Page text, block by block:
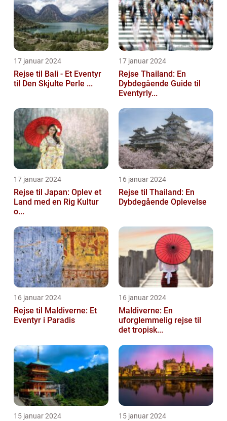
17 januar 2024
Rejse til Bali - Et Eventyr
til Den Skjulte Perle ...
17 januar 2024
Rejse Thailand: En
Dybdegående Guide til
Eventyrly...
17 januar 2024
Rejse til Japan: Oplev et
Land med en Rig Kultur
o...
16 januar 2024
Rejse til Thailand: En
Dybdegående Oplevelse
16 januar 2024
Rejse til Maldiverne: Et
Eventyr i Paradis
16 januar 2024
Maldiverne: En
uforglemmelig rejse til
det tropisk...
15 januar 2024 15 januar 2024